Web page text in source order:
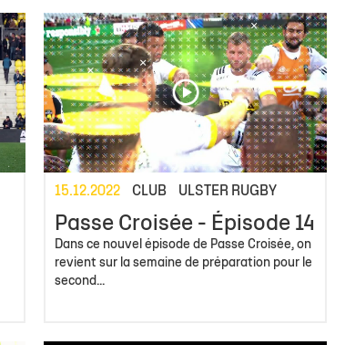
15.12.2022 CLUB ULSTER RUGBY
Passe Croisée - Épisode 14
Dans ce nouvel épisode de Passe Croisée, on
revient sur la semaine de préparation pour le
second...